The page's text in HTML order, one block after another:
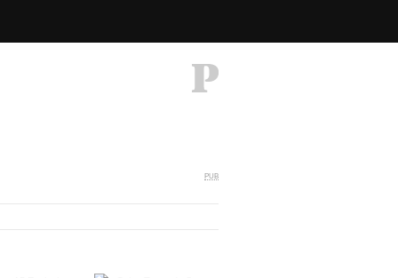
PUB